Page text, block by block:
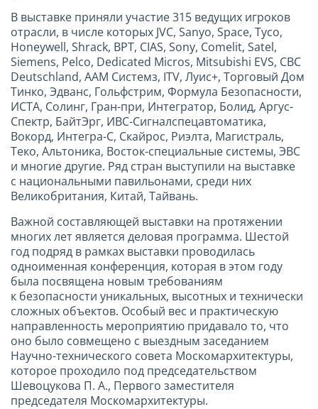
В выставке приняли участие 315 ведущих игроков
отрасли, в числе которых JVC, Sanyo, Space, Tyco,
Honeywell, Shrack, BPT, CIAS, Sony, Comelit, Satel,
Siemens, Pelco, Dedicated Micros, Mitsubishi EVS, CBС
Deutschland, ААМ Системз, ITV, Луис+, Торговый Дом
Тинко, Эдванс, Гольфстрим, Формула Безопасности,
ИСТА, Солинг, Гран-при, Интегратор, Болид, Аргус-
Спектр, БайтЭрг, ИВС-Сигналспецавтоматика,
Вокорд, Интегра-С, Скайрос, Риэлта, Магистраль,
Теко, Альтоника, Восток-специальные системы, ЭВС
и многие другие. Ряд стран выступили на выставке
с национальными павильонами, среди них
Великобритания, Китай, Тайвань.
Важной составляющей выставки на протяжении
многих лет является деловая программа. Шестой
год подряд в рамках выставки проводилась
одноименная конференция, которая в этом году
была посвящена новым требованиям
к безопасности уникальных, высотных и технически
сложных объектов. Особый вес и практическую
направленность мероприятию придавало то, что
оно было совмещено с выездным заседанием
Научно-технического совета Москомархитектуры,
которое проходило под председательством
Шевоцукова П. А., Первого заместителя
председателя Москомархитектуры.